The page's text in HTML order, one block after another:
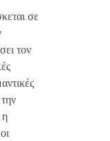
σε
τον